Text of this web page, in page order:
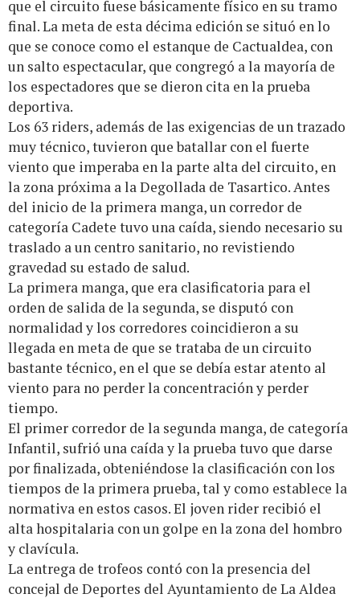
que el circuito fuese básicamente físico en su tramo
final. La meta de esta décima edición se situó en lo
que se conoce como el estanque de Cactualdea, con
un salto espectacular, que congregó a la mayoría de
los espectadores que se dieron cita en la prueba
deportiva.
Los 63 riders, además de las exigencias de un trazado
muy técnico, tuvieron que batallar con el fuerte
viento que imperaba en la parte alta del circuito, en
la zona próxima a la Degollada de Tasartico. Antes
del inicio de la primera manga, un corredor de
categoría Cadete tuvo una caída, siendo necesario su
traslado a un centro sanitario, no revistiendo
gravedad su estado de salud.
La primera manga, que era clasificatoria para el
orden de salida de la segunda, se disputó con
normalidad y los corredores coincidieron a su
llegada en meta de que se trataba de un circuito
bastante técnico, en el que se debía estar atento al
viento para no perder la concentración y perder
tiempo.
El primer corredor de la segunda manga, de categoría
Infantil, sufrió una caída y la prueba tuvo que darse
por finalizada, obteniéndose la clasificación con los
tiempos de la primera prueba, tal y como establece la
normativa en estos casos. El joven rider recibió el
alta hospitalaria con un golpe en la zona del hombro
y clavícula.
La entrega de trofeos contó con la presencia del
concejal de Deportes del Ayuntamiento de La Aldea